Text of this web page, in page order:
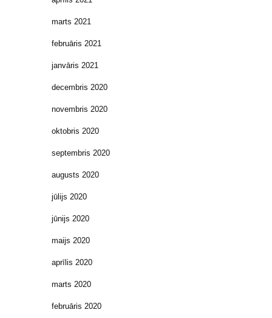
marts 2021
februāris 2021
janvāris 2021
decembris 2020
novembris 2020
oktobris 2020
septembris 2020
augusts 2020
jūlijs 2020
jūnijs 2020
maijs 2020
aprīlis 2020
marts 2020
februāris 2020